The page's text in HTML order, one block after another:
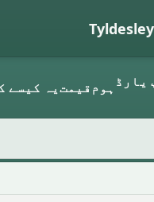
ہومقیمتیہ کیسے